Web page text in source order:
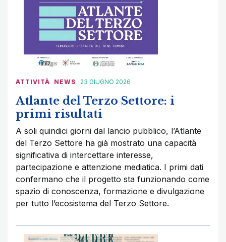
ATTIVITÀ NEWS 23 GIUGNO 2026
Atlante del Terzo Settore: i
primi risultati
A soli quindici giorni dal lancio pubblico, l’Atlante
del Terzo Settore ha già mostrato una capacità
significativa di intercettare interesse,
partecipazione e attenzione mediatica. I primi dati
confermano che il progetto sta funzionando come
spazio di conoscenza, formazione e divulgazione
per tutto l’ecosistema del Terzo Settore.